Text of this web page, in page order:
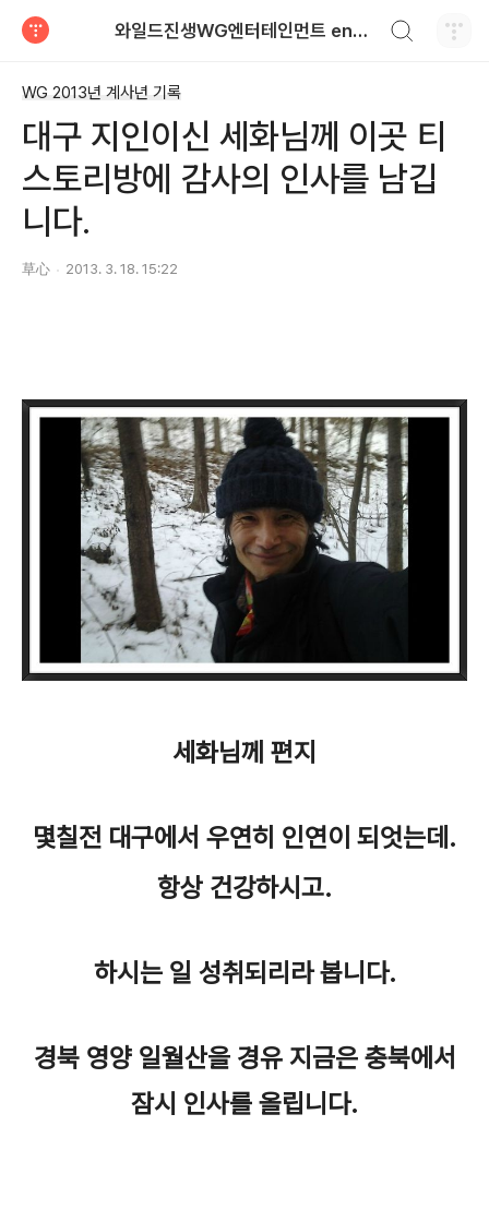
와일드진생WG엔터테인먼트 entertainment
WG 2013년 계사년 기록
대구 지인이신 세화님께 이곳 티
스토리방에 감사의 인사를 남깁
니다.
草心 2013. 3. 18. 15:22
세화님께 편지
몇칠전 대구에서 우연히 인연이 되엇는데.
항상 건강하시고.
하시는 일 성취되리라 봅니다.
경북 영양 일월산을 경유 지금은 충북에서
잠시 인사를 올립니다.